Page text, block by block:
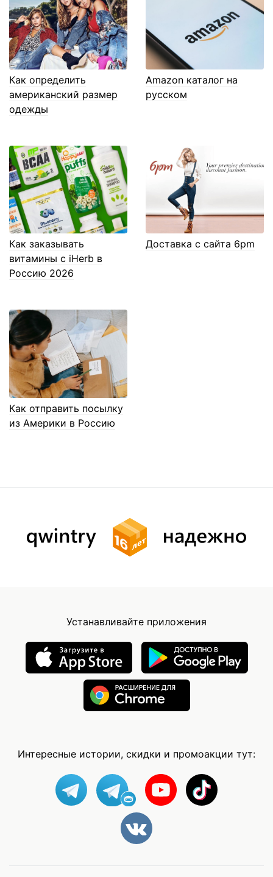
Как определить
американский размер
одежды
Amazon каталог на
русском
Как заказывать
витамины с iHerb в
Россию 2026
Доставка с сайта 6pm
Как отправить посылку
из Америки в Россию
Устанавливайте приложения
Интересные истории, скидки и промоакции тут: